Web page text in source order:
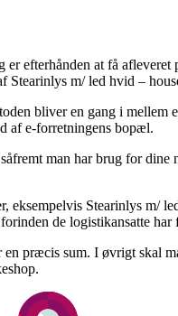
efterhånden at få
Stearinlys m/ led hvid –
bliver en gang i mellem
af e-forretningens bopæl.
man har brug for
Stearinlys m/
de logistikansatte har
præcis sum. I øvrigt skal